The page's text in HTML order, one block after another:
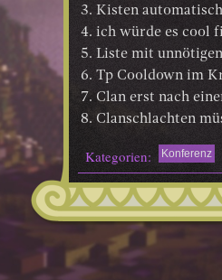
Kisten
ich würde es cool
Liste mit
Tp Cooldown im
Clan erst nach
Clanschlachten
Kategorien: Konferenz